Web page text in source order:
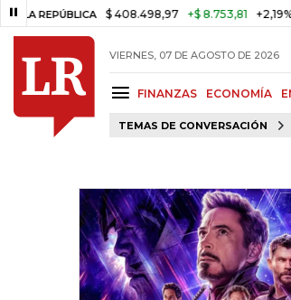
$ 408.498,97 +$ 8.753,81 +2,19%
VIERNES, 07 DE AGOSTO DE 2026
FINANZAS ECONOMÍA
TEMAS DE CONVERSACIÓN